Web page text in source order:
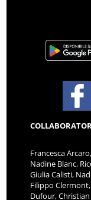
Francesca
Nadine Blanc,
Giulia Calisti,
Filippo
Dufour,